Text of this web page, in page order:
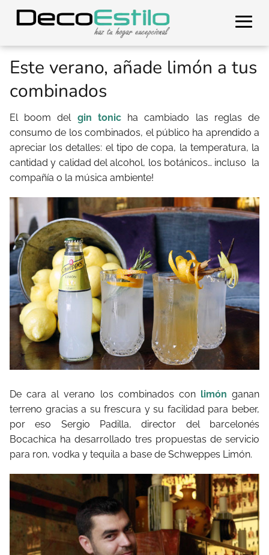
Este verano, añade limón a tus
combinados
El boom del gin tonicha cambiado las reglas de
consumo de los combinados, el público ha aprendido a
apreciar los detalles: el tipo de copa, la temperatura, la
cantidad y calidad del alcohol, los botánicos… incluso la
compañía o la música ambiente!
De cara al verano los combinados con limón ganan
terreno gracias a su frescura y su facilidad para beber,
por eso Sergio Padilla, director del barcelonés
Bocachica ha desarrollado tres propuestas de servicio
para ron, vodka y tequila a base de Schweppes Limón.